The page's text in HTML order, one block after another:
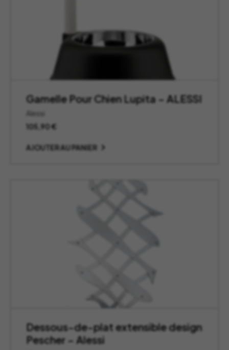
Gamelle Pour Chien Lupita – ALESSI
Alessi
105,90€
AJOUTER AU PANIER
Dessous-de-plat extensible design
Pescher – Alessi